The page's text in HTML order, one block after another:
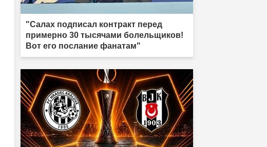
"Салах подписал контракт перед
примерно 30 тысячами болельщиков!
Вот его послание фанатам"